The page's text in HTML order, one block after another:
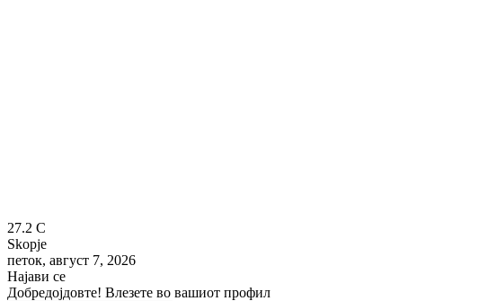
27.2 C
Skopje
петок, август 7, 2026
Најави се
Добредојдовте! Влезете во вашиот профил